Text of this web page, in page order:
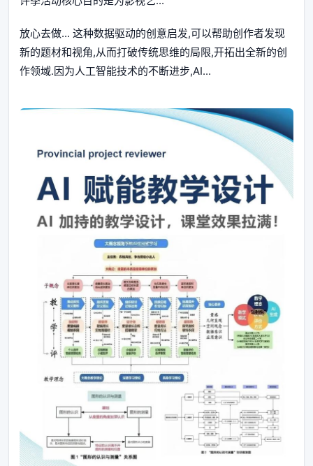
放心去做... 这种数据驱动的创意启发,可以帮助创作者发现
新的题材和视角,从而打破传统思维的局限,开拓出全新的创
作领域.因为人工智能技术的不断进步,AI...